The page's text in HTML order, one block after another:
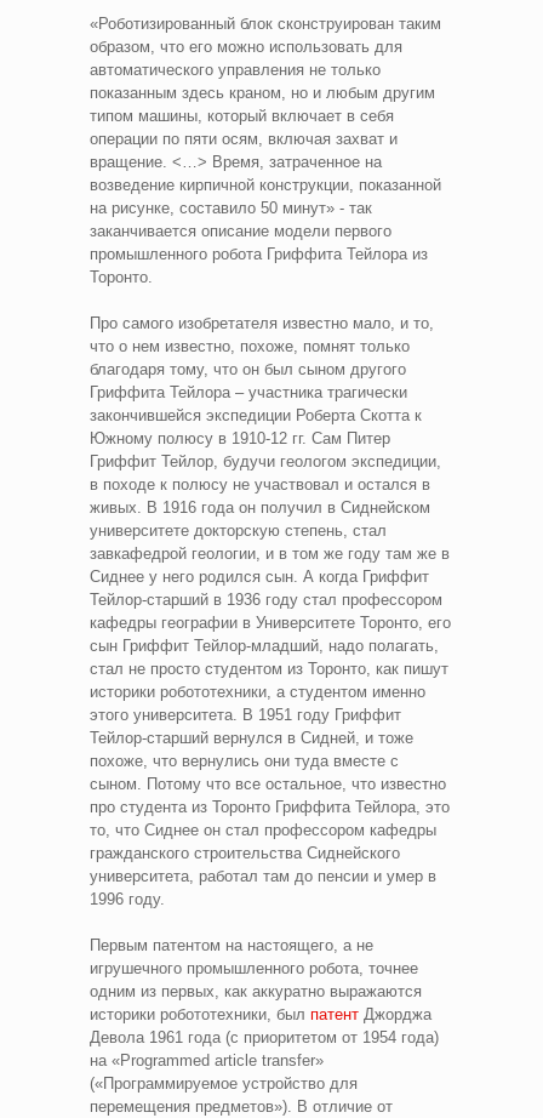
«Роботизированный блок сконструирован таким
образом, что его можно использовать для
автоматического управления не только
показанным здесь краном, но и любым другим
типом машины, который включает в себя
операции по пяти осям, включая захват и
вращение. <…> Время, затраченное на
возведение кирпичной конструкции, показанной
на рисунке, составило 50 минут» - так
заканчивается описание модели первого
промышленного робота Гриффита Тейлора из
Торонто.
Про самого изобретателя известно мало, и то,
что о нем известно, похоже, помнят только
благодаря тому, что он был сыном другого
Гриффита Тейлора – участника трагически
закончившейся экспедиции Роберта Скотта к
Южному полюсу в 1910-12 гг. Сам Питер
Гриффит Тейлор, будучи геологом экспедиции,
в походе к полюсу не участвовал и остался в
живых. В 1916 года он получил в Сиднейском
университете докторскую степень, стал
завкафедрой геологии, и в том же году там же в
Сиднее у него родился сын. А когда Гриффит
Тейлор-старший в 1936 году стал профессором
кафедры географии в Университете Торонто, его
сын Гриффит Тейлор-младший, надо полагать,
стал не просто студентом из Торонто, как пишут
историки робототехники, а студентом именно
этого университета. В 1951 году Гриффит
Тейлор-старший вернулся в Сидней, и тоже
похоже, что вернулись они туда вместе с
сыном. Потому что все остальное, что известно
про студента из Торонто Гриффита Тейлора, это
то, что Сиднее он стал профессором кафедры
гражданского строительства Сиднейского
университета, работал там до пенсии и умер в
1996 году.
Первым патентом на настоящего, а не
игрушечного промышленного робота, точнее
одним из первых, как аккуратно выражаются
историки робототехники, был патент Джорджа
Девола 1961 года (с приоритетом от 1954 года)
на «Programmed article transfer»
(«Программируемое устройство для
перемещения предметов»). В отличие от